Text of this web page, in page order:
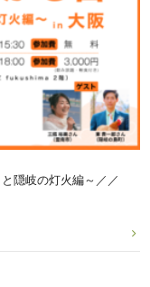
隠岐の灯火編～／／